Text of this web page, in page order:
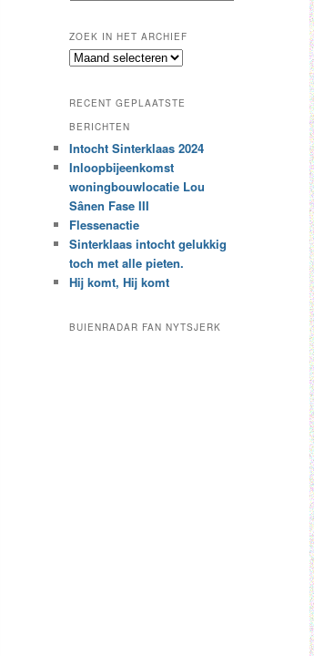
k
n
e
e
n
b
e
a
a
l
d
c
ZOEK IN HET ARCHIEF
Z
k
i
n
h
t
a
r
c
h
i
RECENT GEPLAATSTE
BERICHTEN
Intocht Sinterklaas 2024
Inloopbijeenkomst
woningbouwlocatie Lou
Sânen Fase III
Flessenactie
Sinterklaas intocht gelukkig
toch met alle pieten.
Hij komt, Hij komt
BUIENRADAR FAN NYTSJERK